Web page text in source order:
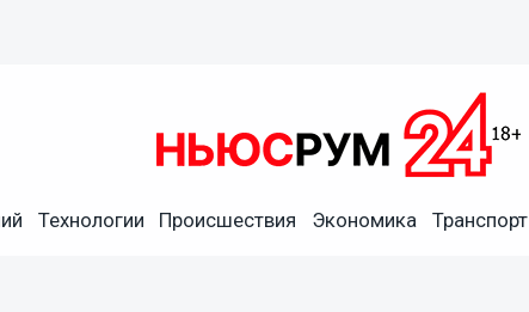
Технологии Происшествия Экономика Транспорт
Александр Луковкин